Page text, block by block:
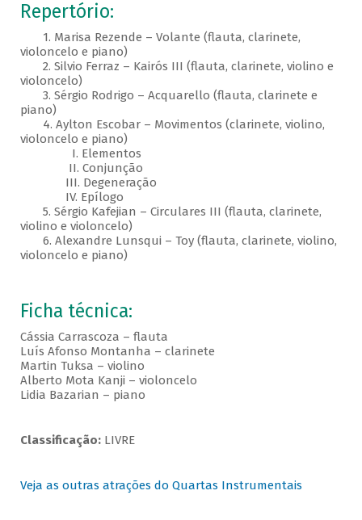
Repertório:
1. Marisa Rezende – Volante (flauta, clarinete,
violoncelo e piano)
2. Silvio Ferraz – Kairós III (flauta, clarinete, violino e
violoncelo)
3. Sérgio Rodrigo – Acquarello (flauta, clarinete e
piano)
4. Aylton Escobar – Movimentos (clarinete, violino,
violoncelo e piano)
I. Elementos
II. Conjunção
III. Degeneração
IV. Epílogo
5. Sérgio Kafejian – Circulares III (flauta, clarinete,
violino e violoncelo)
6. Alexandre Lunsqui – Toy (flauta, clarinete, violino,
violoncelo e piano)
Ficha técnica:
Cássia Carrascoza – flauta
Luís Afonso Montanha – clarinete
Martin Tuksa – violino
Alberto Mota Kanji – violoncelo
Lidia Bazarian – piano
Classificação:LIVRE
Veja as outras atrações do Quartas Instrumentais